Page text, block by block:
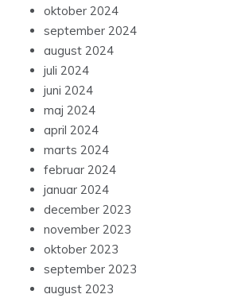
oktober 2024
september 2024
august 2024
juli 2024
juni 2024
maj 2024
april 2024
marts 2024
februar 2024
januar 2024
december 2023
november 2023
oktober 2023
september 2023
august 2023